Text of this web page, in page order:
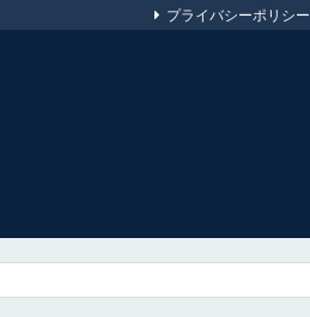
プライバシーポリシー